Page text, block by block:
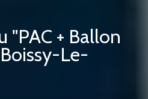
"PAC + Ballon
Le-